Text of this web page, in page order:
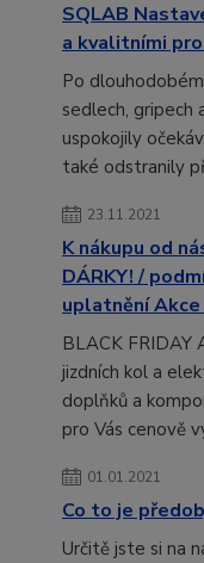
SQLAB
a kvalitními
Po
sedlech, gripech
uspokojily
také odstranily
23.11.2021
K nákupu od
DÁRKY! /
uplatnění Akce
BLACK FRIDAY
jizdních kol a
doplňků a
pro Vás cenově
01.01.2021
Co to je
Určitě jste si na